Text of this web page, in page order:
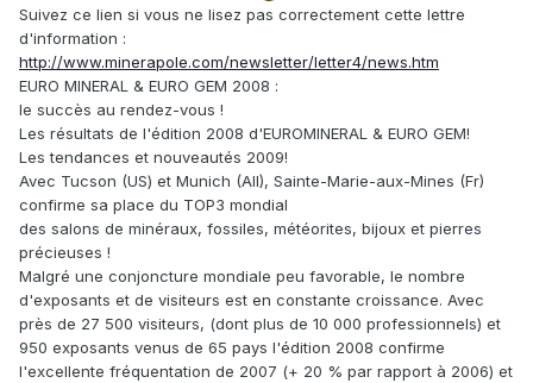
Suivez ce lien si vous ne lisez pas correctement cette lettre
d'information :
http://www.minerapole.com/newsletter/letter4/news.htm
EURO MINERAL & EURO GEM 2008 :
le succès au rendez-vous !
Les résultats de l'édition 2008 d'EUROMINERAL & EURO GEM!
Les tendances et nouveautés 2009!
Avec Tucson (US) et Munich (All), Sainte-Marie-aux-Mines (Fr)
confirme sa place du TOP3 mondial
des salons de minéraux, fossiles, météorites, bijoux et pierres
précieuses !
Malgré une conjoncture mondiale peu favorable, le nombre
d'exposants et de visiteurs est en constante croissance. Avec
près de 27 500 visiteurs, (dont plus de 10 000 professionnels) et
950 exposants venus de 65 pays l'édition 2008 confirme
l'excellente fréquentation de 2007 (+ 20 % par rapport à 2006) et